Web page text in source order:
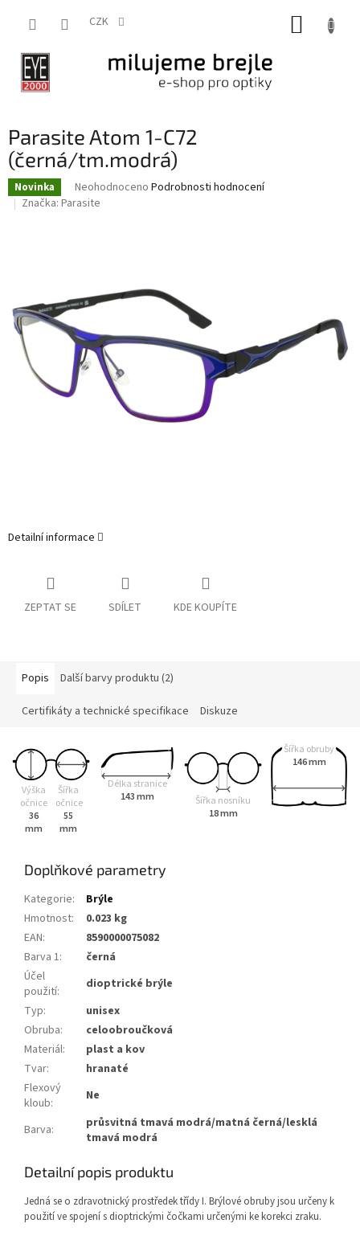
CZK
Parasite Atom 1-C72
(černá/tm.modrá)
Novinka
Průměrné
hodnocení
hvězdiček.
Neohodnoceno Podrobnosti hodnocení
Značka: Parasite
Detailní informace
ZEPTAT SE SDÍLET KDE KOUPÍTE
Popis Další barvy produktu (2)
Certifikáty a technické specifikace Diskuze
Výška
očnice
36
mm
Šířka
očnice
55
mm
Délka stranice
143 mm
Šířka nosníku
18 mm
Šířka obruby
146 mm
Doplňkové parametry
Kategorie:
Brýle
Hmotnost:
0.023 kg
EAN:
8590000075082
Barva 1:
černá
Účel
použití:
dioptrické brýle
Typ:
unisex
Obruba:
celoobroučková
Materiál:
plast a kov
Tvar:
hranaté
Flexový
kloub: Ne
Barva:
průsvitná tmavá modrá/matná černá/lesklá
tmavá modrá
Detailní popis produktu
Jedná se o zdravotnický prostředek třídy I. Brýlové obruby jsou určeny k
použití ve spojení s dioptrickými čočkami určenými ke korekci zraku.